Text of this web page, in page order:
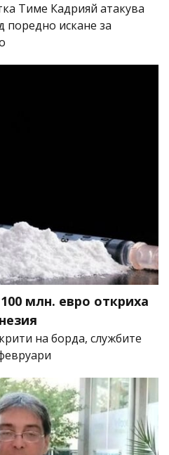
Тиме Кадрияй атакува
поредно искане за
млн. евро откриха
на борда, службите